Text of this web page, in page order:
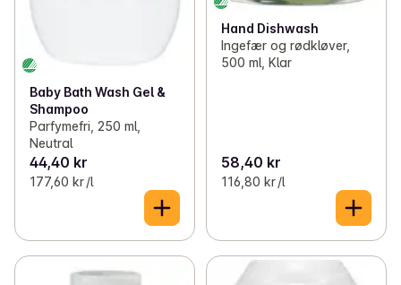
Baby Bath Wash Gel &
Shampoo
Parfymefri, 250 ml,
Neutral
44,40 kr
177,60 kr /l
Hand Dishwash
Ingefær og rødkløver,
500 ml, Klar
58,40 kr
116,80 kr /l